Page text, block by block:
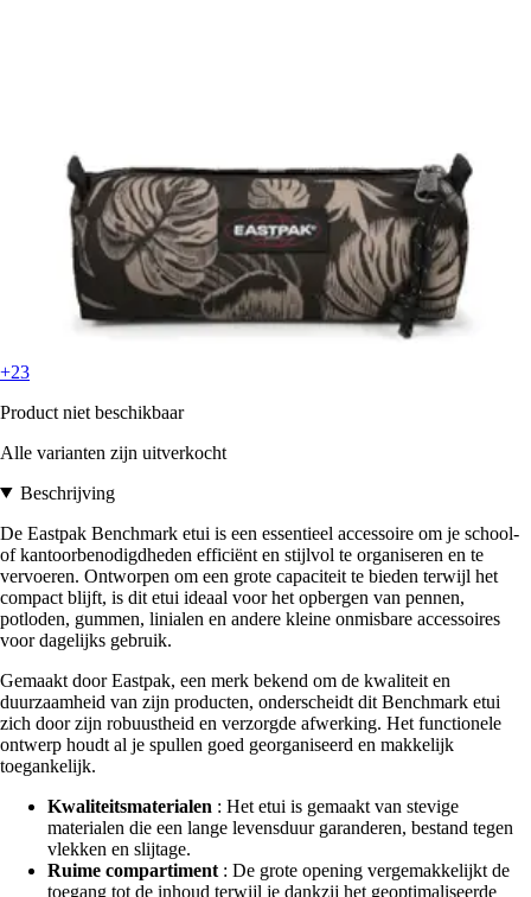
+23
Product niet beschikbaar
Alle varianten zijn uitverkocht
Beschrijving
De Eastpak Benchmark etui is een essentieel accessoire om je school-
of kantoorbenodigdheden efficiënt en stijlvol te organiseren en te
vervoeren. Ontworpen om een grote capaciteit te bieden terwijl het
compact blijft, is dit etui ideaal voor het opbergen van pennen,
potloden, gummen, linialen en andere kleine onmisbare accessoires
voor dagelijks gebruik.
Gemaakt door Eastpak, een merk bekend om de kwaliteit en
duurzaamheid van zijn producten, onderscheidt dit Benchmark etui
zich door zijn robuustheid en verzorgde afwerking. Het functionele
ontwerp houdt al je spullen goed georganiseerd en makkelijk
toegankelijk.
Kwaliteitsmaterialen : Het etui is gemaakt van stevige
materialen die een lange levensduur garanderen, bestand tegen
vlekken en slijtage.
Ruime compartiment : De grote opening vergemakkelijkt de
toegang tot de inhoud terwijl je dankzij het geoptimaliseerde